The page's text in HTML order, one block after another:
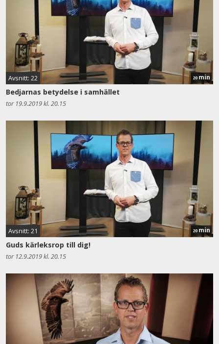
Avsnitt: 22 20 min
Bedjarnas betydelse i samhället
tor 19.9.2019 kl. 20.15
Avsnitt: 21 20 min
Guds kärleksrop till dig!
tor 12.9.2019 kl. 20.15